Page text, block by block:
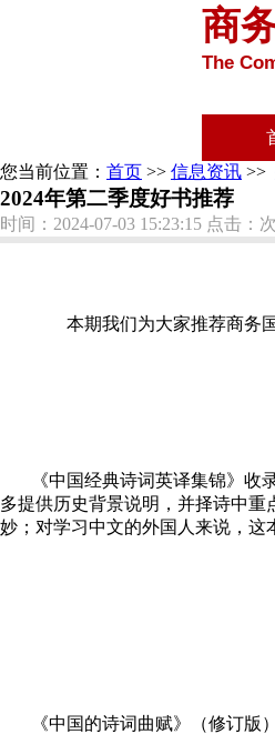
商
The
您当前位置： 首页 >> 信息资讯 >>
2024年第二季度好书推荐
时间：2024-07-03 15:23:15 点击： 次
本期我们为大家推荐商务
《中国经典诗词英译集锦》
多提供历史背景说明，并择诗中
妙；对学习中文的外国人来说，这
《中国的诗词曲赋》（修订